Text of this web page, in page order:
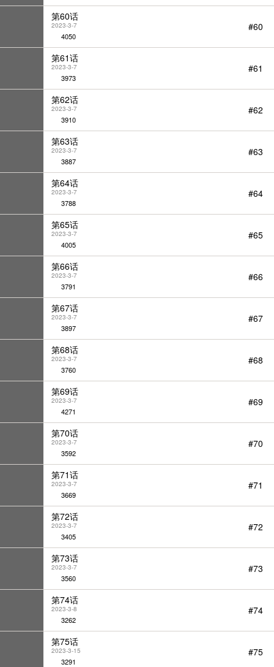
第60话
2023-3-7
4050
#60
第61话
2023-3-7
3973
#61
第62话
2023-3-7
3910
#62
第63话
2023-3-7
3887
#63
第64话
2023-3-7
3788
#64
第65话
2023-3-7
4005
#65
第66话
2023-3-7
3791
#66
第67话
2023-3-7
3897
#67
第68话
2023-3-7
3760
#68
第69话
2023-3-7
4271
#69
第70话
2023-3-7
3592
#70
第71话
2023-3-7
3669
#71
第72话
2023-3-7
3405
#72
第73话
2023-3-7
3560
#73
第74话
2023-3-8
3262
#74
第75话
2023-3-15
3291
#75